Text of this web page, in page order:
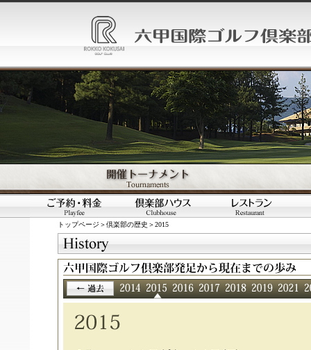
トップページ ＞倶楽部の歴史 ＞2015